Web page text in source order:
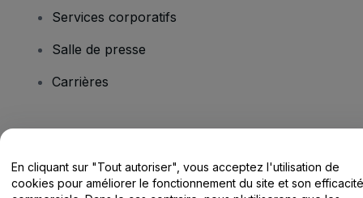
Services corporatifs
Salle de presse
Carrières
Centre d'assistance / Nous contacter
En cliquant sur "Tout autoriser", vous acceptez l'utilisation de
cookies pour améliorer le fonctionnement du site et son efficacité